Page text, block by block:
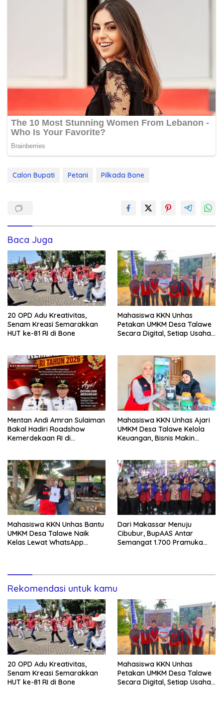
Calon Bupati Petani Pilkada Bone
Baca Juga
20 OPD Adu Kreativitas,
Senam Kreasi Semarakkan
HUT ke-81 RI di Bone
Mahasiswa KKN Unhas
Petakan UMKM Desa Talawe
Secara Digital, Setiap Usaha
Mentan Andi Amran Sulaiman
Bakal Hadiri Roadshow
Kemerdekaan RI di
Dibagikan
Mahasiswa KKN Unhas Ajari
UMKM Desa Talawe Kelola
Keuangan, Bisnis Makin
Mahasiswa KKN Unhas Bantu
UMKM Desa Talawe Naik
Kelas Lewat WhatsApp
Dari Makassar Menuju
Cibubur, BupAAS Antar
Semangat 1.700 Pramuka
Rekomendasi untuk kamu
20 OPD Adu Kreativitas,
Senam Kreasi Semarakkan
HUT ke-81 RI di Bone
Mahasiswa KKN Unhas
Petakan UMKM Desa Talawe
Secara Digital, Setiap Usaha